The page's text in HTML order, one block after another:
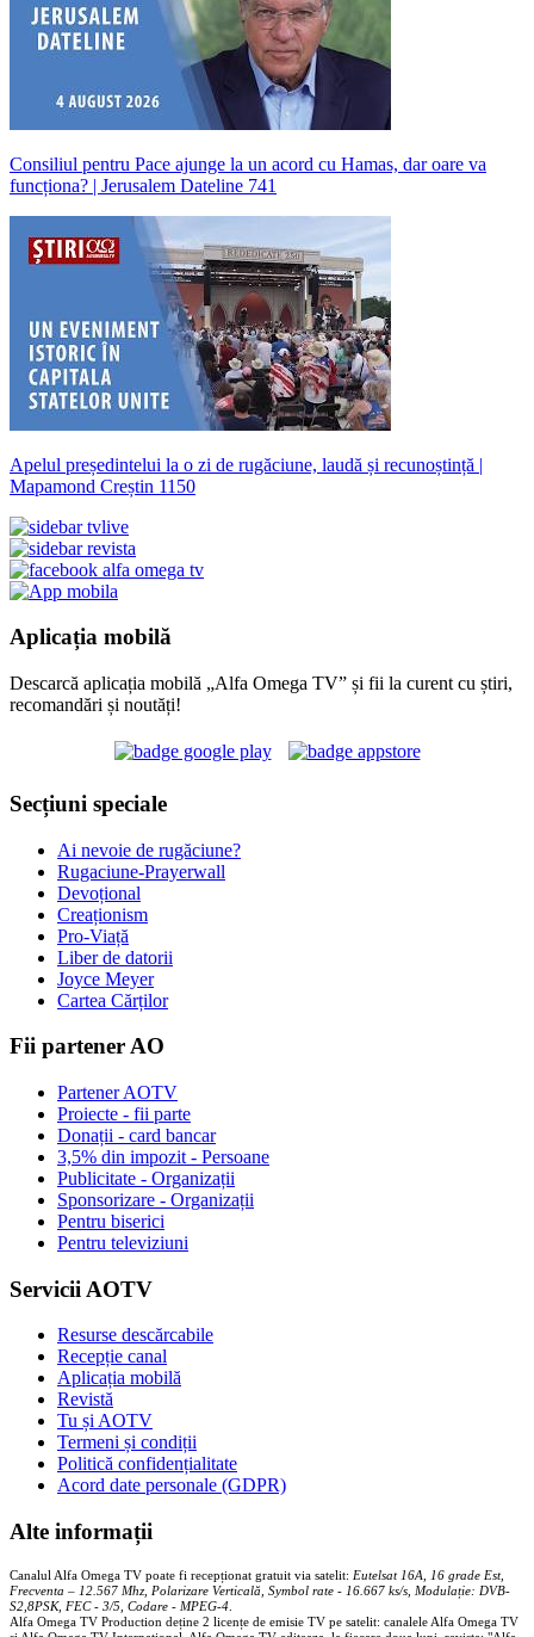
Consiliul pentru Pace ajunge la un acord cu Hamas, dar oare va
funcționa? | Jerusalem Dateline 741
Apelul președintelui la o zi de rugăciune, laudă și recunoștință |
Mapamond Creștin 1150
Aplicația mobilă
Descarcă aplicația mobilă „Alfa Omega TV” și fii la curent cu știri,
recomandări și noutăți!
Secțiuni speciale
Ai nevoie de rugăciune?
Rugaciune-Prayerwall
Devoțional
Creaționism
Pro-Viață
Liber de datorii
Joyce Meyer
Cartea Cărților
Fii partener AO
Partener AOTV
Proiecte - fii parte
Donații - card bancar
3,5% din impozit - Persoane
Publicitate - Organizații
Sponsorizare - Organizații
Pentru biserici
Pentru televiziuni
Servicii AOTV
Resurse descărcabile
Recepție canal
Aplicația mobilă
Revistă
Tu și AOTV
Termeni și condiții
Politică confidențialitate
Acord date personale (GDPR)
Alte informații
Canalul Alfa Omega TV poate fi recepționat gratuit via satelit: Eutelsat 16A, 16 grade Est,
Frecventa – 12.567 Mhz, Polarizare Verticală, Symbol rate - 16.667 ks/s, Modulație: DVB-
S2,8PSK, FEC - 3/5, Codare - MPEG-4
Alfa Omega TV Production deține 2 licențe de emisie TV pe satelit: canalele Alfa Omega TV